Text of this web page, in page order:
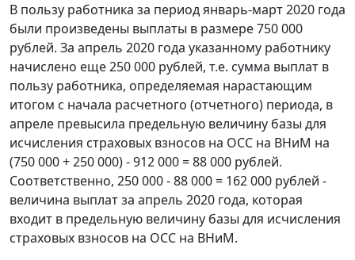
В пользу работника за период январь-март 2020 года
были произведены выплаты в размере 750 000
рублей. За апрель 2020 года указанному работнику
начислено еще 250 000 рублей, т.е. сумма выплат в
пользу работника, определяемая нарастающим
итогом с начала расчетного (отчетного) периода, в
апреле превысила предельную величину базы для
исчисления страховых взносов на ОСС на ВНиМ на
(750 000 + 250 000) - 912 000 = 88 000 рублей.
Соответственно, 250 000 - 88 000 = 162 000 рублей -
величина выплат за апрель 2020 года, которая
входит в предельную величину базы для исчисления
страховых взносов на ОСС на ВНиМ.